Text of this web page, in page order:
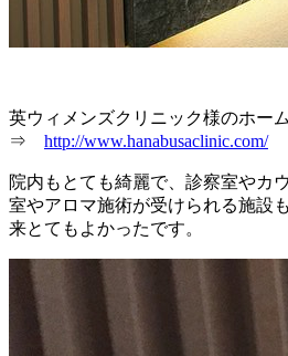
英ウィメンズクリニック様のホー
⇒ http://www.hanabusaclinic.com/
院内もとても綺麗で、診察室やカ
室やアロマ施術が受けられる施設
来とてもよかったです。